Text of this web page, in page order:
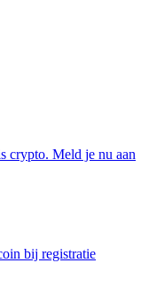
crypto. Meld je nu aan
bij registratie